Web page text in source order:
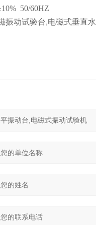
50/60HZ
振动试验台,电磁式垂直